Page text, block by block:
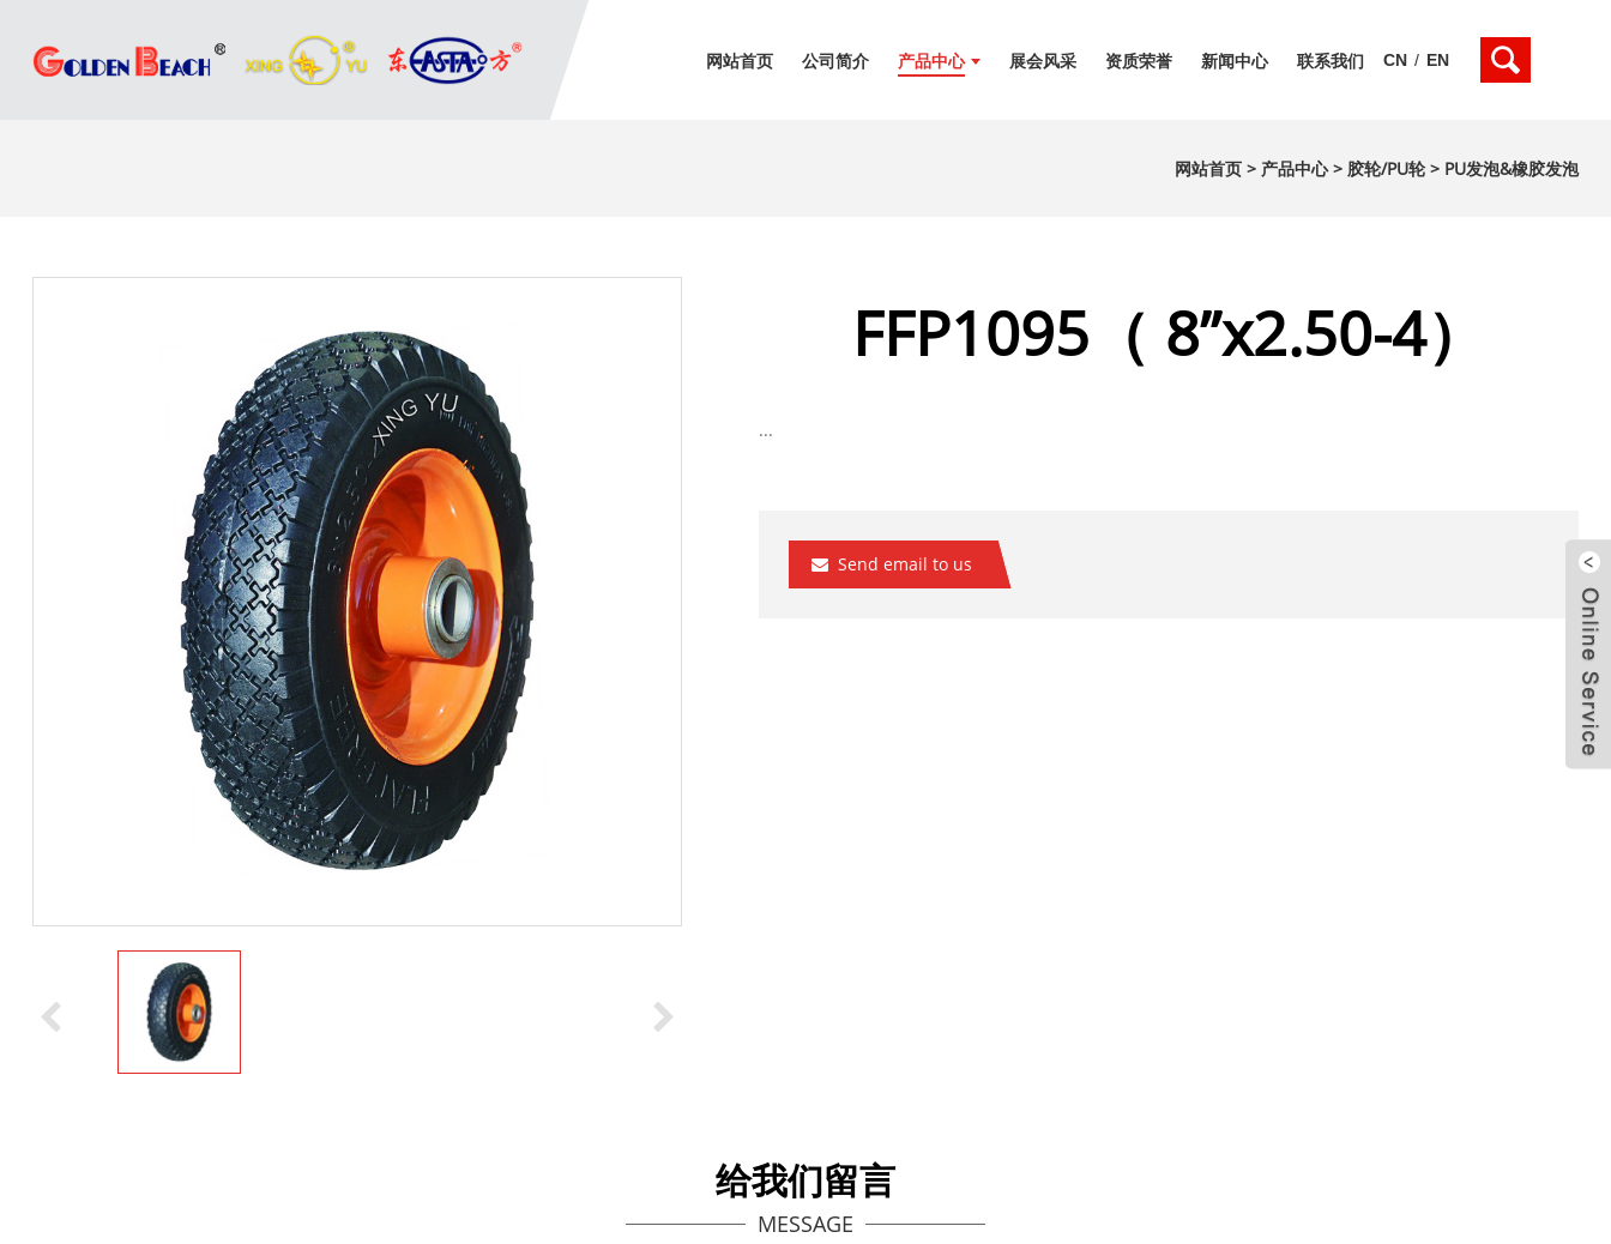
网站首页 公司简介 产品中心 展会风采 资质荣誉 新闻中心 联系我们 CN / EN
网站首页 > 产品中心> 胶轮/PU轮> PU发泡&橡胶发泡
FFP1095（ 8”x2.50-4）
...
Send email to us
给我们留言
MESSAGE